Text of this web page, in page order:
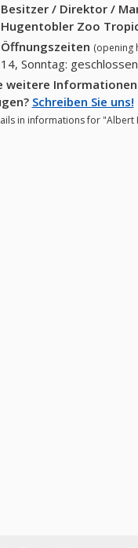
Besitzer / Direktor /
Hugentobler Zoo
Öffnungszeiten (opening
14, Sonntag: geschlossen
weitere
Schreiben Sie uns!
in informations for "Albert